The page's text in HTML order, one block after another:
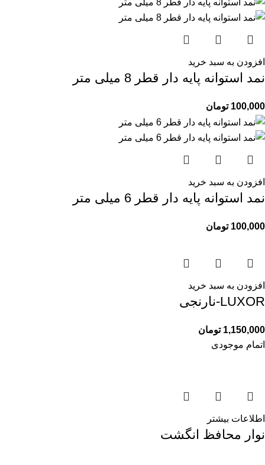
افزودن به سبد خرید
نمد استوانه پایه دار قطر 8 میلی متر
100,000 تومان
افزودن به سبد خرید
نمد استوانه پایه دار قطر 6 میلی متر
100,000 تومان
افزودن به سبد خرید
LUXOR-نارنجی
1,150,000 تومان
اتمام موجودی
اطلاعات بیشتر
نوار محافظ انگشت